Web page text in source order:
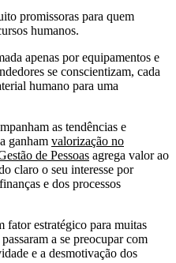
promissoras para quem
humanos.
apenas por equipamentos e
se conscientizam, cada
humano para uma
as tendências e
ganham valorização no
de Pessoas agrega valor ao
claro o seu interesse por
e dos processos
fator estratégico para muitas
a se preocupar com
e a desmotivação dos